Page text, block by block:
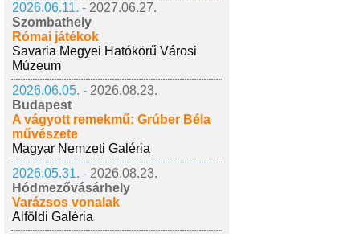
2026.06.11. - 2027.06.27.
Szombathely
Római játékok
Savaria Megyei Hatókörű Városi
Múzeum
2026.06.05. - 2026.08.23.
Budapest
A vágyott remekmű: Grúber Béla
művészete
Magyar Nemzeti Galéria
2026.05.31. - 2026.08.23.
Hódmezővásárhely
Varázsos vonalak
Alföldi Galéria